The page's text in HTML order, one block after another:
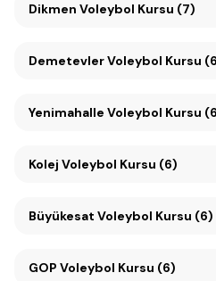
Dikmen Voleybol Kursu (7)
Demetevler Voleybol Kursu
Yenimahalle Voleybol Kursu
Kolej Voleybol Kursu (6)
Büyükesat Voleybol Kursu (6)
GOP Voleybol Kursu (6)